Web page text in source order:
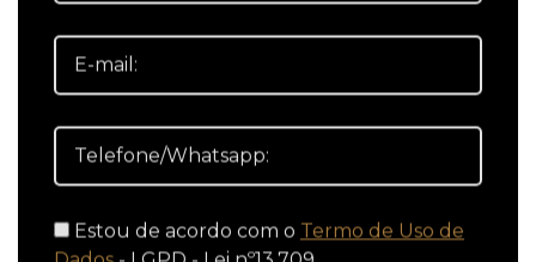
Estou de acordo com o Termo de Uso de
Dados
- LGPD - Lei nº13.709